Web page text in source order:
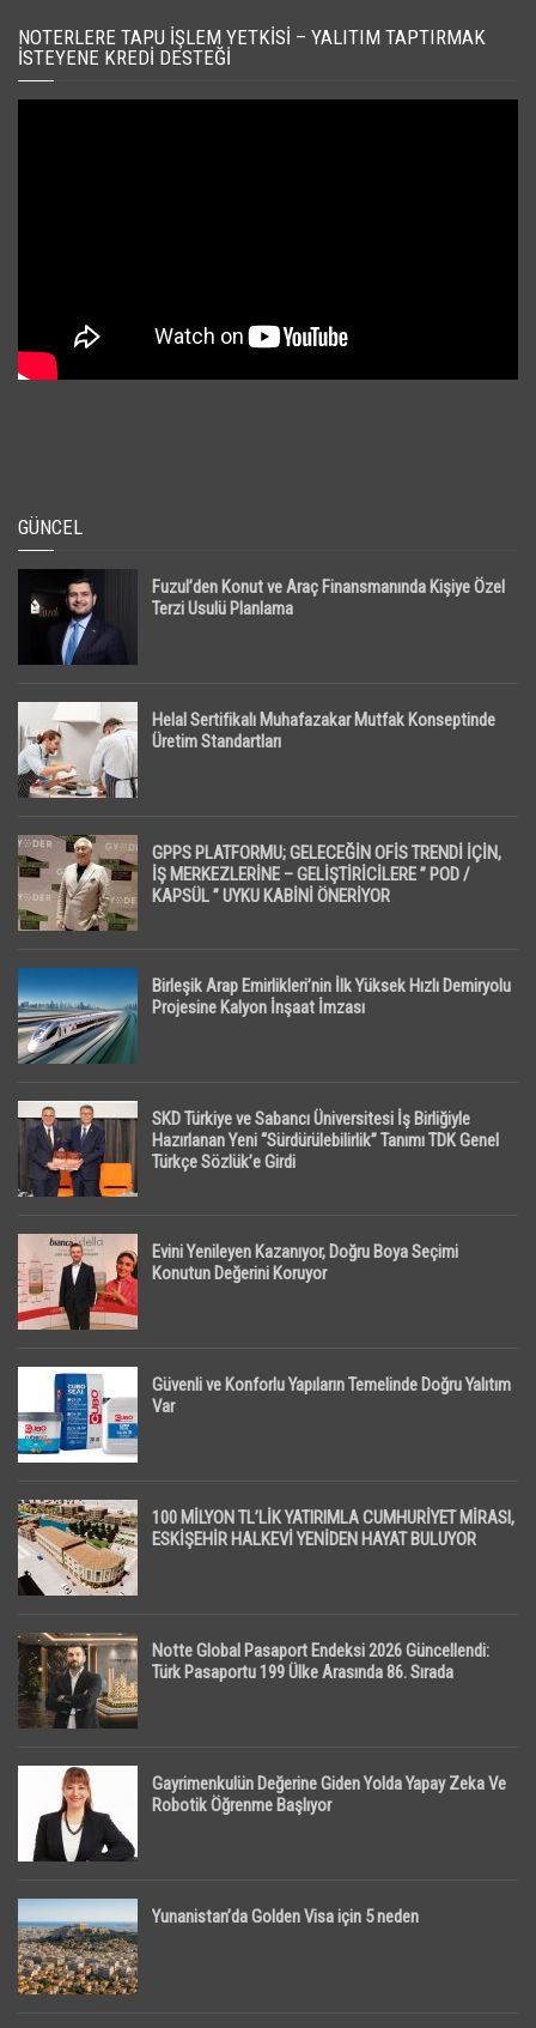
NOTERLERE TAPU İŞLEM YETKISI – YALITIM TAPTIRMAK
İSTEYENE KREDI DESTEĞI
GÜNCEL
Fuzul’den Konut ve Araç Finansmanında Kişiye Özel
Terzi Usulü Planlama
Helal Sertifikalı Muhafazakar Mutfak Konseptinde
Üretim Standartları
GPPS PLATFORMU; GELECEĞİN OFİS TRENDİ İÇİN,
İŞ MERKEZLERİNE – GELİŞTİRİCİLERE ” POD /
KAPSÜL ” UYKU KABİNİ ÖNERİYOR
Birleşik Arap Emirlikleri’nin İlk Yüksek Hızlı Demiryolu
Projesine Kalyon İnşaat İmzası
SKD Türkiye ve Sabancı Üniversitesi İş Birliğiyle
Hazırlanan Yeni “Sürdürülebilirlik” Tanımı TDK Genel
Türkçe Sözlük’e Girdi
Evini Yenileyen Kazanıyor, Doğru Boya Seçimi
Konutun Değerini Koruyor
Güvenli ve Konforlu Yapıların Temelinde Doğru Yalıtım
Var
100 MİLYON TL’LİK YATIRIMLA CUMHURİYET MİRASI,
ESKİŞEHİR HALKEVİ YENİDEN HAYAT BULUYOR
Notte Global Pasaport Endeksi 2026 Güncellendi:
Türk Pasaportu 199 Ülke Arasında 86. Sırada
Gayrimenkulün Değerine Giden Yolda Yapay Zeka Ve
Robotik Öğrenme Başlıyor
Yunanistan’da Golden Visa için 5 neden